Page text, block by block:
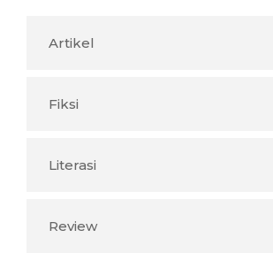
Artikel
Fiksi
Literasi
Review